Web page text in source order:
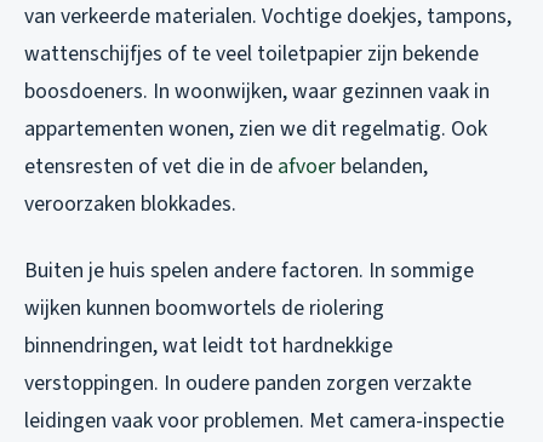
van verkeerde materialen. Vochtige doekjes, tampons,
wattenschijfjes of te veel toiletpapier zijn bekende
boosdoeners. In woonwijken, waar gezinnen vaak in
appartementen wonen, zien we dit regelmatig. Ook
etensresten of vet die in de afvoer belanden,
veroorzaken blokkades.
Buiten je huis spelen andere factoren. In sommige
wijken kunnen boomwortels de riolering
binnendringen, wat leidt tot hardnekkige
verstoppingen. In oudere panden zorgen verzakte
leidingen vaak voor problemen. Met camera-inspectie